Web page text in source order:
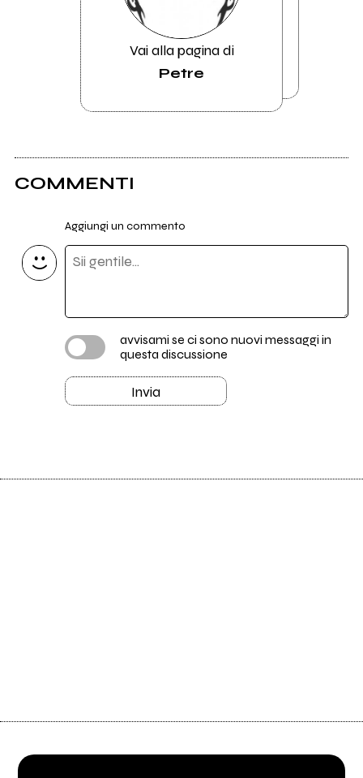
Vai alla pagina di
Petre
COMMENTI
Aggiungi un commento
avvisami se ci sono nuovi messaggi in
questa discussione
Invia